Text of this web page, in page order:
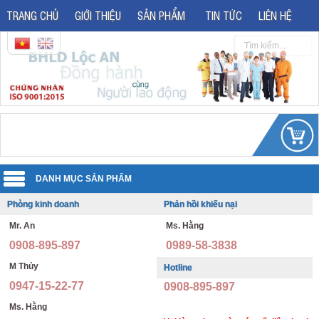
TRANG CHỦ GIỚI THIỆU SẢN PHẨM TIN TỨC LIÊN HỆ
Quần áo đồng phục
Đồng phục văn phòng
Đồng phục bảo vệ thông tư 08
Giày bảo hộ lao động
Giày bảo hộ nhập khẩu
Phòng kinh doanh
Mr. An
0908-895-897
M Thủy
0947-15-22-77
Ms. Hằng
Phản hồi khiếu nại
Ms. Hằng
0989-58-3838
Hotline
0908-895-897